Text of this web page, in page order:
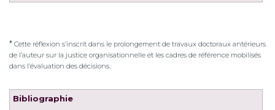
* Cette réflexion s’inscrit dans le prolongement de travaux doctoraux antérieurs
de l’auteur sur la justice organisationnelle et les cadres de référence mobilisés
dans l’évaluation des décisions.
Bibliographie